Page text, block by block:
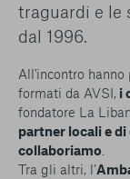
traguardi e le
dal 1996.
All'incontro hanno
formati da AVSI, i
fondatore La
partner locali e
collaboriamo
Tra gli altri, l’